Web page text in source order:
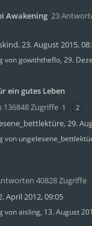
Awakening 23
,23. August 2015,
vongowiththeflo, 29.
ein gutes Leben
Zugriffe 1 2
,29.
von
40828 Zugriffe
April 2012, 09:05
vonaisling, 13. August